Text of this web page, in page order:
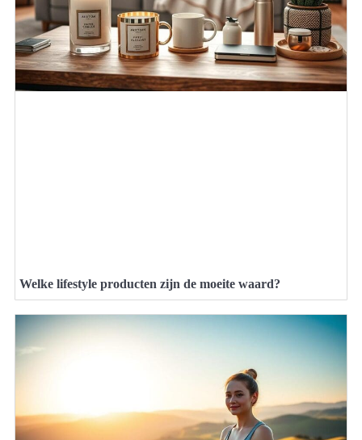
Welke lifestyle producten zijn de moeite waard?